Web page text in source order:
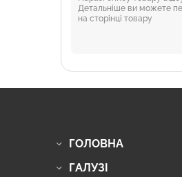
Детальніше ви можете
на сторінці товару
ГОЛОВНА
ГАЛУЗІ